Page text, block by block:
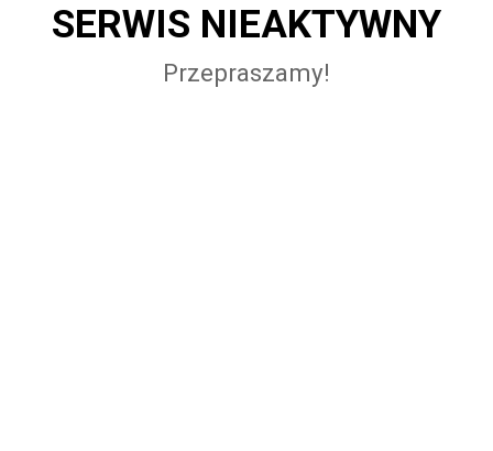
SERWIS NIEAKTYWNY
Przepraszamy!